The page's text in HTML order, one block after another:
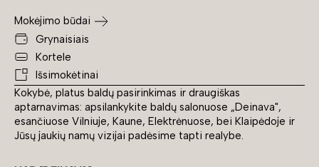
Kokybė, platus baldų pasirinkimas ir draugiškas
aptarnavimas: apsilankykite baldų salonuose „Deinava",
esančiuose Vilniuje, Kaune, Elektrėnuose, bei Klaipėdoje ir
Jūsų jaukių namų vizijai padėsime tapti realybe.
Mokėjimo būdai
Grynaisiais
Kortele
Išsimokėtinai